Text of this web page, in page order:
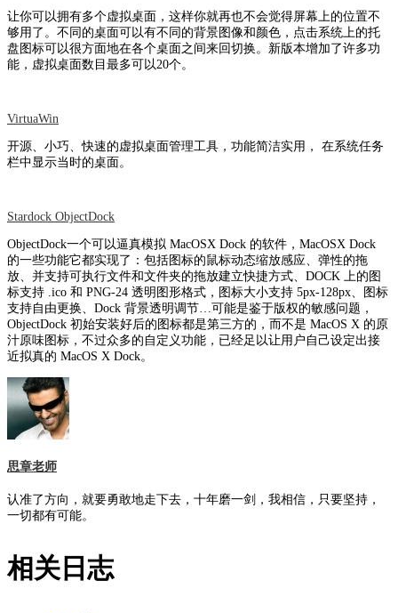
让你可以拥有多个虚拟桌面，这样你就再也不会觉得屏幕上的位置不
够用了。不同的桌面可以有不同的背景图像和颜色，点击系统上的托
盘图标可以很方面地在各个桌面之间来回切换。新版本增加了许多功
能，虚拟桌面数目最多可以20个。
VirtuaWin
开源、小巧、快速的虚拟桌面管理工具，功能简洁实用， 在系统任务
栏中显示当时的桌面。
Stardock ObjectDock
ObjectDock一个可以逼真模拟 MacOSX Dock 的软件，MacOSX Dock
的一些功能它都实现了：包括图标的鼠标动态缩放感应、弹性的拖
放、并支持可执行文件和文件夹的拖放建立快捷方式、DOCK 上的图
标支持 .ico 和 PNG-24 透明图形格式，图标大小支持 5px-128px、图标
支持自由更换、Dock 背景透明调节…可能是鉴于版权的敏感问题，
ObjectDock 初始安装好后的图标都是第三方的，而不是 MacOS X 的原
汁原味图标，不过众多的自定义功能，已经足以让用户自己设定出接
近拟真的 MacOS X Dock。
思章老师
认准了方向，就要勇敢地走下去，十年磨一剑，我相信，只要坚持，
一切都有可能。
相关日志